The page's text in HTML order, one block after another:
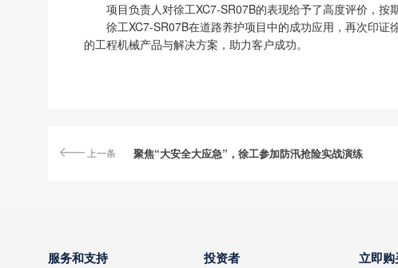
项目负责人对徐工XC7-SR07B的表现给予了高度评价，按
徐工XC7-SR07B在道路养护项目中的成功应用，再次印
的工程机械产品与解决方案，助力客户成功。
上一条 聚焦“大安全大应急”，徐工参加防汛抢险实战演练
服务和支持 投资者 立即购